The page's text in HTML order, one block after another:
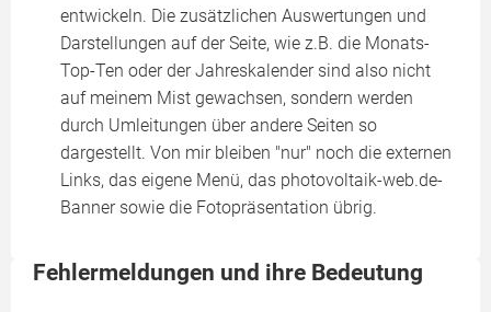
entwickeln. Die zusätzlichen Auswertungen und
Darstellungen auf der Seite, wie z.B. die Monats-
Top-Ten oder der Jahreskalender sind also nicht
auf meinem Mist gewachsen, sondern werden
durch Umleitungen über andere Seiten so
dargestellt. Von mir bleiben "nur" noch die externen
Links, das eigene Menü, das photovoltaik-web.de-
Banner sowie die Fotopräsentation übrig.
Fehlermeldungen und ihre Bedeutung